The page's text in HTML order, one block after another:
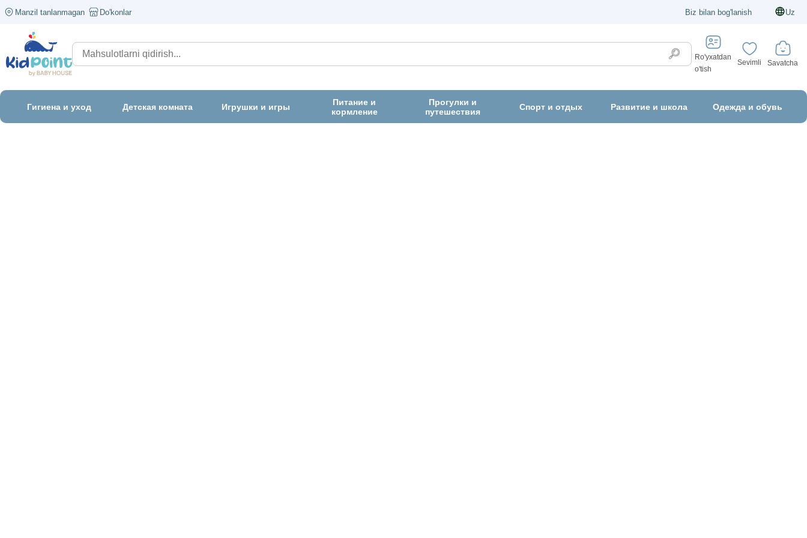
Manzil tanlanmagan Do'konlar Biz bilan bog'lanish Uz
Ro'yxatdan
o'tish
Sevimli Savatcha
Гигиена и уход Детская комната Игрушки и игры
Питание и
кормление
Прогулки и
путешествия
Спорт и отдых Развитие и школа Одежда и обувь